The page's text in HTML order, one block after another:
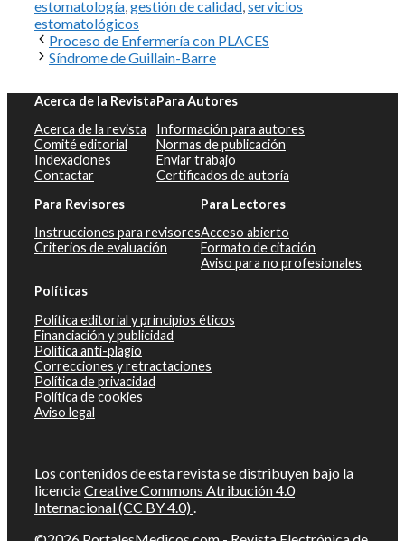
estomatología gestión de calidad servicios
estomatológicos
Proceso de Enfermería con PLACES
Síndrome de Guillain-Barre
Acerca de la Revista
Acerca de la revista
Comité editorial
Indexaciones
Contactar
Para Autores
Información para autores
Normas de publicación
Enviar trabajo
Certificados de autoría
Para Revisores
Instrucciones para revisores
Criterios de evaluación
Para Lectores
Acceso abierto
Formato de citación
Aviso para no profesionales
Políticas
Política editorial y principios éticos
Financiación y publicidad
Política anti-plagio
Correcciones y retractaciones
Política de privacidad
Política de cookies
Aviso legal
Los contenidos de esta revista se distribuyen bajo la
licenciaCreative Commons Atribución 4.0
Internacional (CC BY 4.0) .